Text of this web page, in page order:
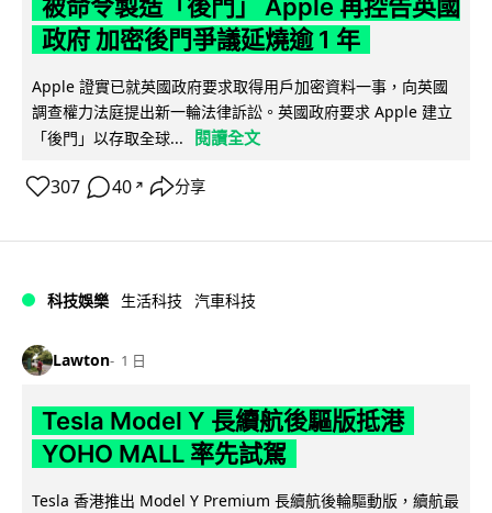
被命令製造「後門」 Apple 再控告英國
政府 加密後門爭議延燒逾 1 年
Apple 證實已就英國政府要求取得用戶加密資料一事，向英國
調查權力法庭提出新一輪法律訴訟。英國政府要求 Apple 建立
「後門」以存取全球...
閱讀全文
307 40 ↗ 分享
科技娛樂 生活科技 汽車科技
Lawton 1 日
Tesla Model Y 長續航後驅版抵港
YOHO MALL 率先試駕
Tesla 香港推出 Model Y Premium 長續航後輪驅動版，續航最